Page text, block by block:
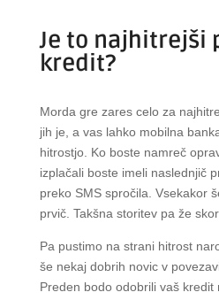
Je to najhitrejši
kredit?
Morda gre zares celo za
jih je, a vas lahko mobilna
hitrostjo. Ko boste namreč
izplačali boste imeli naslednjič
preko SMS spročila. Vsekakor
prvič. Takšna storitev pa že
Pa pustimo na strani hitrost
še nekaj dobrih novic v
Preden bodo odobrili vaš kredit